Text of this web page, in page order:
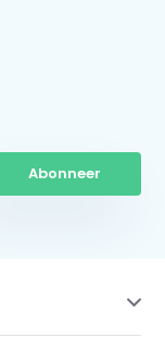
Abonneer